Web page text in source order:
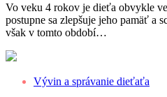
Vo veku 4 rokov je dieťa obvykle
postupne sa zlepšuje jeho pamäť a
však v tomto období…
Vývin a správanie dieťaťa